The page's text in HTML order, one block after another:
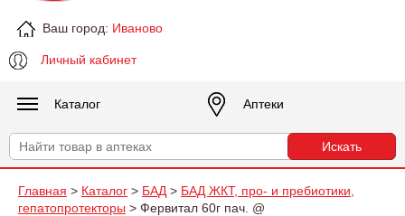
Ваш город: Иваново
Личный кабинет
Каталог Аптеки
Главная > Каталог > БАД > БАД ЖКТ, про- и пребиотики,
гепатопротекторы > Фервитал 60г пач. @